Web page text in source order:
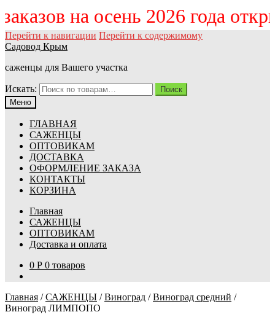
заказов на осень 2026 года
Перейти к навигации Перейти к содержимому
Садовод Крым
саженцы для Вашего участка
Искать:
Поиск
Меню
ГЛАВНАЯ
САЖЕНЦЫ
ОПТОВИКАМ
ДОСТАВКА
ОФОРМЛЕНИЕ ЗАКАЗА
КОНТАКТЫ
КОРЗИНА
Главная
САЖЕНЦЫ
ОПТОВИКАМ
Доставка и оплата
0 Р 0 товаров
Главная /САЖЕНЦЫ /Виноград /Виноград средний /
Виноград ЛИМПОПО